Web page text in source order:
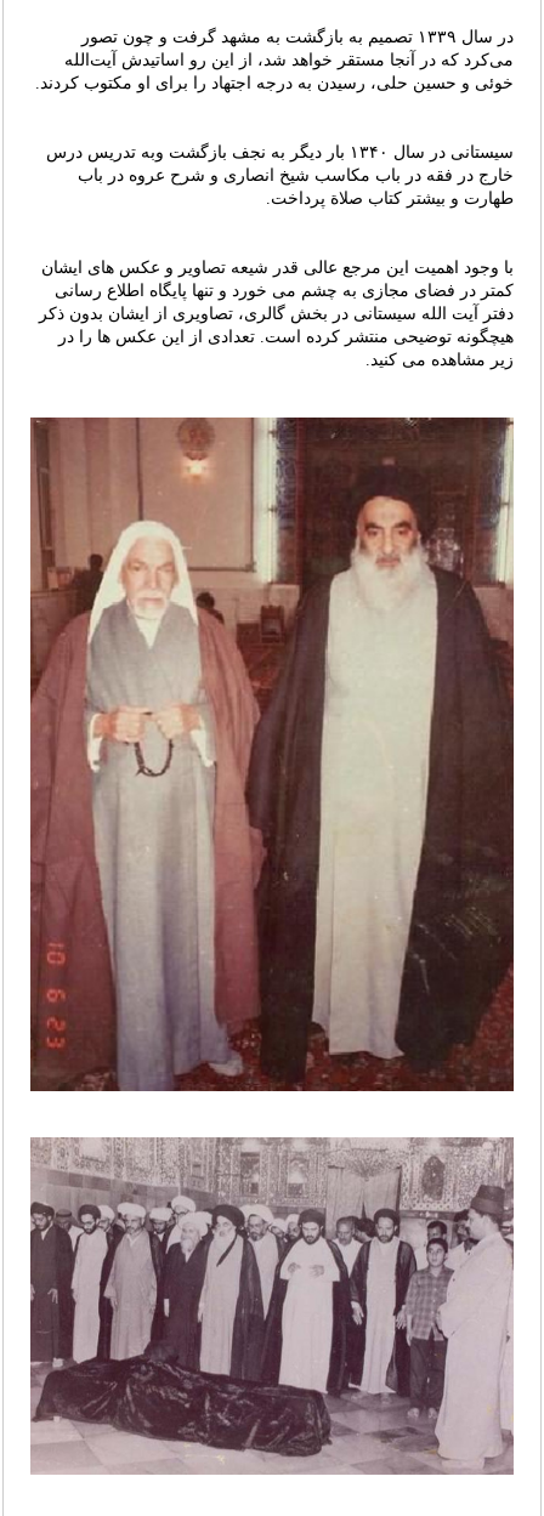
در سال ۱۳۳۹ تصمیم به بازگشت به مشهد گرفت و چون تصور
می‌کرد که در آنجا مستقر خواهد شد، از این رو اساتیدش آیت‌الله
خوئی و حسین حلی، رسیدن به درجه اجتهاد را برای او مکتوب کردند.
سیستانی در سال ۱۳۴۰ بار دیگر به نجف بازگشت وبه تدریس درس
خارج در فقه در باب مکاسب شیخ انصاری و شرح عروه در باب
طهارت و بیشتر کتاب صلاة پرداخت.
با وجود اهمیت این مرجع عالی قدر شیعه تصاویر و عکس های ایشان
کمتر در فضای مجازی به چشم می خورد و تنها پایگاه اطلاع رسانی
دفتر آیت الله سیستانی در بخش گالری، تصاویری از ایشان بدون ذکر
هیچگونه توضیحی منتشر کرده است. تعدادی از این عکس ها را در
زیر مشاهده می کنید.